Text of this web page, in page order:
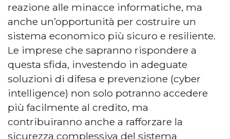
reazione alle minacce informatiche, ma
anche un’opportunità per costruire un
sistema economico più sicuro e resiliente.
Le imprese che sapranno rispondere a
questa sfida, investendo in adeguate
soluzioni di difesa e prevenzione (cyber
intelligence) non solo potranno accedere
più facilmente al credito, ma
contribuiranno anche a rafforzare la
sicurezza complessiva del sistema